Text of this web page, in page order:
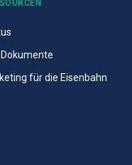
für die Eisenbahn